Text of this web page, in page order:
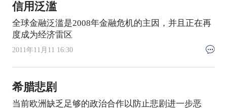
信用泛滥
全球金融泛滥是2008年金融危机的主因，并且正在再
度成为经济雷区
2011年11月11 16:30
希腊悲剧
当前欧洲缺乏足够的政治合作以防止悲剧进一步恶